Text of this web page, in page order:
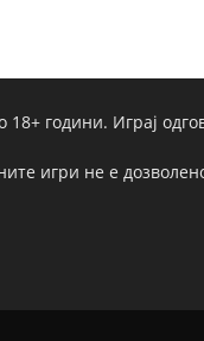
18+ години. Играј
игри не е